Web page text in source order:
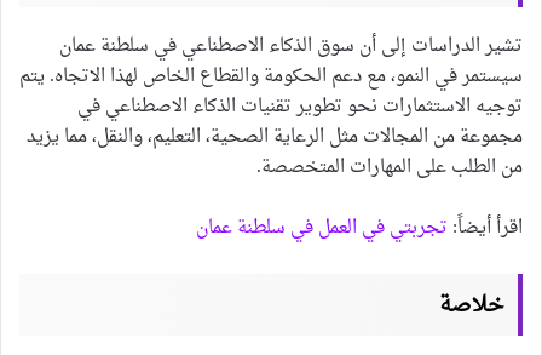
تشير الدراسات إلى أن سوق الذكاء الاصطناعي في سلطنة عمان
سيستمر في النمو، مع دعم الحكومة والقطاع الخاص لهذا الاتجاه. يتم
توجيه الاستثمارات نحو تطوير تقنيات الذكاء الاصطناعي في
مجموعة من المجالات مثل الرعاية الصحية، التعليم، والنقل، مما يزيد
من الطلب على المهارات المتخصصة.
اقرأ أيضاً: تجربتي في العمل في سلطنة عمان
خلاصة